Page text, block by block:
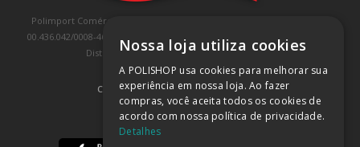
Polimport Comércio e Exportação LTDA, inscrita no CNPJ/MF sob o nº
00.436.042/0008-46, IE 407.458.707.103, com sede na Rua Kanebo, nº 175,
Distrito Industrial, Jundiaí/SP, CEP: 13213-090
COMPRA 100% SEGURA (SAIBA MAIS)
BAIXE NOSSO APP
Nossa loja utiliza cookies
A POLISHOP usa cookies para melhorar sua
experiência em nossa loja. Ao fazer
compras, você aceita todos os cookies de
acordo com nossa política de privacidade.
Detalhes